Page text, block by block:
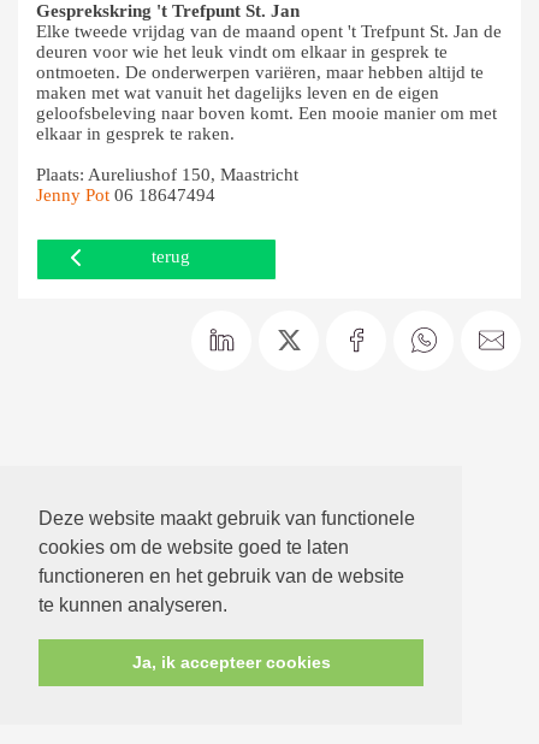
Deze website maakt gebruik van functionele
cookies om de website goed te laten
functioneren en het gebruik van de website
te kunnen analyseren.
Ja, ik accepteer cookies
Gesprekskring 't Trefpunt St. Jan
Elke tweede vrijdag van de maand opent 't Trefpunt St. Jan de
deuren voor wie het leuk vindt om elkaar in gesprek te
ontmoeten. De onderwerpen variëren, maar hebben altijd te
maken met wat vanuit het dagelijks leven en de eigen
geloofsbeleving naar boven komt. Een mooie manier om met
elkaar in gesprek te raken.
Plaats: Aureliushof 150, Maastricht
Jenny Pot 06 18647494
terug